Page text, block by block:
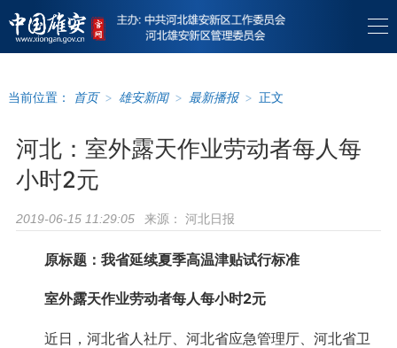
当前位置： 首页 > 雄安新闻 > 最新播报 > 正文
河北：室外露天作业劳动者每人每
小时2元
2019-06-15 11:29:05 来源： 河北日报
原标题：我省延续夏季高温津贴试行标准
室外露天作业劳动者每人每小时2元
近日，河北省人社厅、河北省应急管理厅、河北省卫